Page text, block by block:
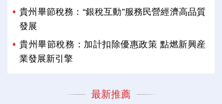
貴州畢節稅務：“銀稅互動”服務民營經濟高品質
發展
貴州畢節稅務：加計扣除優惠政策 點燃新興産
業發展新引擎
最新推薦